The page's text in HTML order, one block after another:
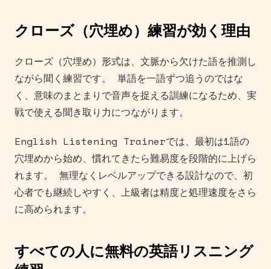
クローズ（穴埋め）練習が効く理由
クローズ（穴埋め）形式は、文脈から欠けた語を推測し
ながら聞く練習です。 単語を一語ずつ追うのではな
く、意味のまとまりで音声を捉える訓練になるため、実
戦で使える聞き取り力につながります。
English Listening Trainerでは、最初は1語の
穴埋めから始め、慣れてきたら難易度を段階的に上げら
れます。 無理なくレベルアップできる設計なので、初
心者でも継続しやすく、上級者は精度と処理速度をさら
に高められます。
すべての人に無料の英語リスニング